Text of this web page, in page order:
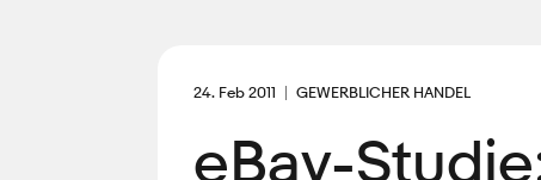
24. Feb 2011 GEWERBLICHER HANDEL
eBay-